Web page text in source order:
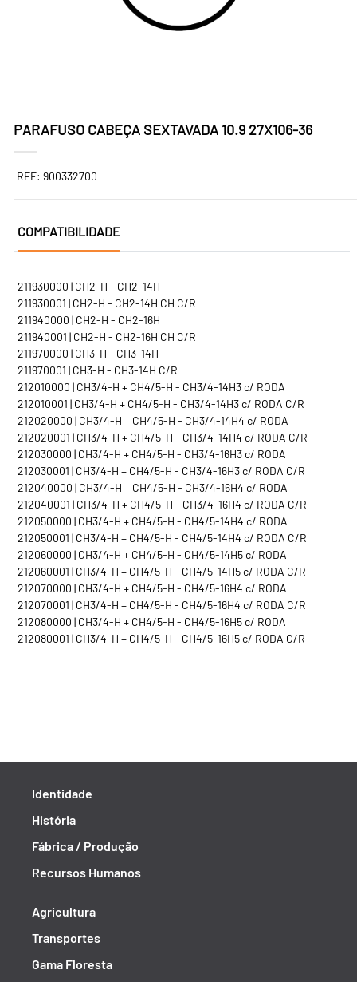
PARAFUSO CABEÇA SEXTAVADA 10.9 27X106-36
REF: 900332700
COMPATIBILIDADE
211930000 | CH2-H - CH2-14H
211930001 | CH2-H - CH2-14H CH C/R
211940000 | CH2-H - CH2-16H
211940001 | CH2-H - CH2-16H CH C/R
211970000 | CH3-H - CH3-14H
211970001 | CH3-H - CH3-14H C/R
212010000 | CH3/4-H + CH4/5-H - CH3/4-14H3 c/ RODA
212010001 | CH3/4-H + CH4/5-H - CH3/4-14H3 c/ RODA C/R
212020000 | CH3/4-H + CH4/5-H - CH3/4-14H4 c/ RODA
212020001 | CH3/4-H + CH4/5-H - CH3/4-14H4 c/ RODA C/R
212030000 | CH3/4-H + CH4/5-H - CH3/4-16H3 c/ RODA
212030001 | CH3/4-H + CH4/5-H - CH3/4-16H3 c/ RODA C/R
212040000 | CH3/4-H + CH4/5-H - CH3/4-16H4 c/ RODA
212040001 | CH3/4-H + CH4/5-H - CH3/4-16H4 c/ RODA C/R
212050000 | CH3/4-H + CH4/5-H - CH4/5-14H4 c/ RODA
212050001 | CH3/4-H + CH4/5-H - CH4/5-14H4 c/ RODA C/R
212060000 | CH3/4-H + CH4/5-H - CH4/5-14H5 c/ RODA
212060001 | CH3/4-H + CH4/5-H - CH4/5-14H5 c/ RODA C/R
212070000 | CH3/4-H + CH4/5-H - CH4/5-16H4 c/ RODA
212070001 | CH3/4-H + CH4/5-H - CH4/5-16H4 c/ RODA C/R
212080000 | CH3/4-H + CH4/5-H - CH4/5-16H5 c/ RODA
212080001 | CH3/4-H + CH4/5-H - CH4/5-16H5 c/ RODA C/R
Identidade
História
Fábrica / Produção
Recursos Humanos
Agricultura
Transportes
Gama Floresta